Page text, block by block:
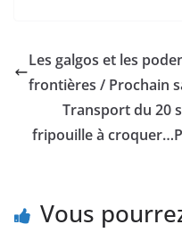
Les galgos et les
frontières / Prochain
Transport du 20
fripouille à
Vous